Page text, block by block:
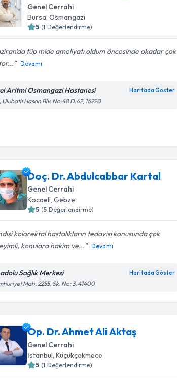
Genel Cerrahi
Bursa , Osmangazi
5 (1 Değerlendirme)
tüp mide ameliyatı oldum öncesinde okadar çok
Devamı
Aritmi Osmangazi Hastanesi Haritada Göster
Ulubatlı Hasan Blv. No:48 D:62, 16220
Doç. Dr. Abdulcabbar Kartal
Genel Cerrahi
Kocaeli, Gebze
5 (5 Değerlendirme)
kolorektal hastalıkların tedavisi konusunda çok
konulara hakim ve...
Devamı
Sağlık Merkezi Haritada Göster
Mah, 2255. Sk. No: 3, 41400
Op. Dr. Ahmet Ali Aktaş
Genel Cerrahi
İstanbul, Küçükçekmece
5 (1 Değerlendirme)